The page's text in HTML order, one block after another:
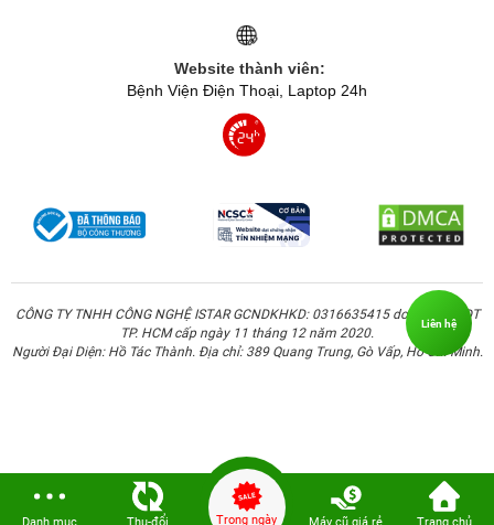
Website thành viên:
Bệnh Viện Điện Thoại, Laptop 24h
CÔNG TY TNHH CÔNG NGHỆ ISTAR GCNDKHKD: 0316635415 do Sở KH & ĐT
TP. HCM cấp ngày 11 tháng 12 năm 2020.
Người Đại Diện: Hồ Tác Thành. Địa chỉ: 389 Quang Trung, Gò Vấp, Hồ Chí Minh.
Trong ngày
Liên hệ